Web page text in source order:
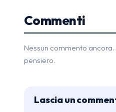
Commenti
Nessun commento ancora.
pensiero.
Lascia un